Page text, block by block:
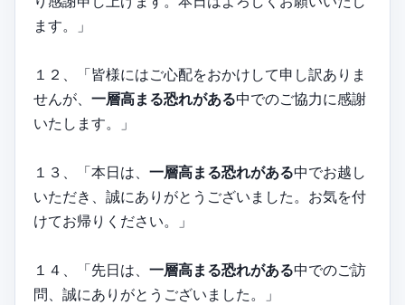
ます。」
１２、「皆様にはご心配をおかけして申し訳ありま
せんが、 一層高まる恐れがある中でのご協力に感謝
いたします。」
１３、「本日は、 一層高まる恐れがある中でお越し
いただき、誠にありがとうございました。お気を付
けてお帰りください。」
１４、「先日は、 一層高まる恐れがある中でのご訪
問、誠にありがとうございました。」